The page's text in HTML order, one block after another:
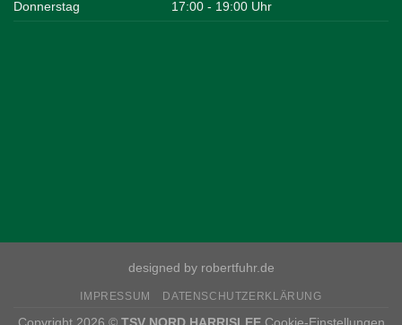
Donnerstag 17:00 - 19:00 Uhr
designed by robertfuhr.de
IMPRESSUM DATENSCHUTZERKLÄRUNG